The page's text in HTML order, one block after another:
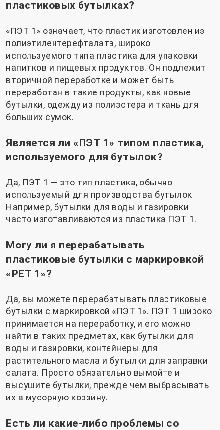
пластиковых бутылках?
«ПЭТ 1» означает, что пластик изготовлен из
полиэтилентерефталата, широко
используемого типа пластика для упаковки
напитков и пищевых продуктов. Он подлежит
вторичной переработке и может быть
переработан в такие продукты, как новые
бутылки, одежду из полиэстера и ткань для
больших сумок.
Является ли «ПЭТ 1» типом пластика,
используемого для бутылок?
Да, ПЭТ 1 — это тип пластика, обычно
используемый для производства бутылок.
Например, бутылки для воды и газировки
часто изготавливаются из пластика ПЭТ 1.
Могу ли я перерабатывать
пластиковые бутылки с маркировкой
«PET 1»?
Да, вы можете перерабатывать пластиковые
бутылки с маркировкой «ПЭТ 1». ПЭТ 1 широко
принимается на переработку, и его можно
найти в таких предметах, как бутылки для
воды и газировки, контейнеры для
растительного масла и бутылки для заправки
салата. Просто обязательно вымойте и
высушите бутылки, прежде чем выбрасывать
их в мусорную корзину.
Есть ли какие-либо проблемы со